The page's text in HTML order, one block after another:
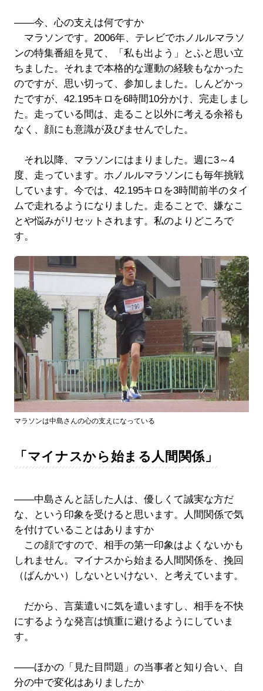
――今、心の支えは何ですか
マラソンです。2006年、テレビでホノルルマラソ
ンの特集番組を見て、「私も出よう」とふと思い立
ちました。それまで本格的な運動の経験もなかった
のですが、思い切って、参加しました。しんどかっ
たですが、42.195キロを6時間10分かけ、完走しまし
た。走っている間は、走ること以外に考える余裕も
なく、顔にも意識が及びませんでした。
それ以降、マラソンにはまりました。週に3～4
度、走っています。ホノルルマラソンにも毎年挑戦
しています。今では、42.195キロを3時間前半のタイ
ムで走れるようになりました。走ることで、嫌なこ
とや悩みがリセットされます。私のよりどころで
す。
マラソンは中島さんの心の支えになっている
「マイナスから始まる人間関係」
――中島さんと話した人は、優しくて誠実な方だ
な、という印象を受けると思います。人間関係で気
を付けていることはありますか
この顔ですので、相手の第一印象はよくないかも
しれません。マイナスから始まる人間関係を、挽回
（ばんかい）しないといけない、と考えています。
だから、言葉遣いに気を遣いますし、相手を不快
にするような発言は慎重に避けるようにしていま
す。
――ほかの「見た目問題」の当事者と知り合い、自
分の中で変化はありましたか